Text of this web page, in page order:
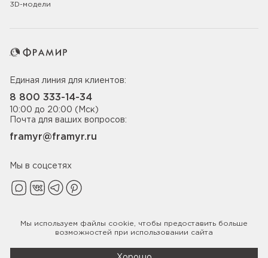
3D-модели
Единая линия для клиентов:
8 800 333-14-34
10:00 до 20:00 (Мск)
Почта для ваших вопросов:
framyr@framyr.ru
Мы в соцсетях
Политика конфиденциальности
Мы используем файлы cookie , чтобы предоставить больше
возможностей при использовании сайта